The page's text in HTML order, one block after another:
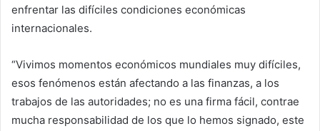
enfrentar las difíciles condiciones económicas
internacionales.
“Vivimos momentos económicos mundiales muy difíciles,
esos fenómenos están afectando a las finanzas, a los
trabajos de las autoridades; no es una firma fácil, contrae
mucha responsabilidad de los que lo hemos signado, este